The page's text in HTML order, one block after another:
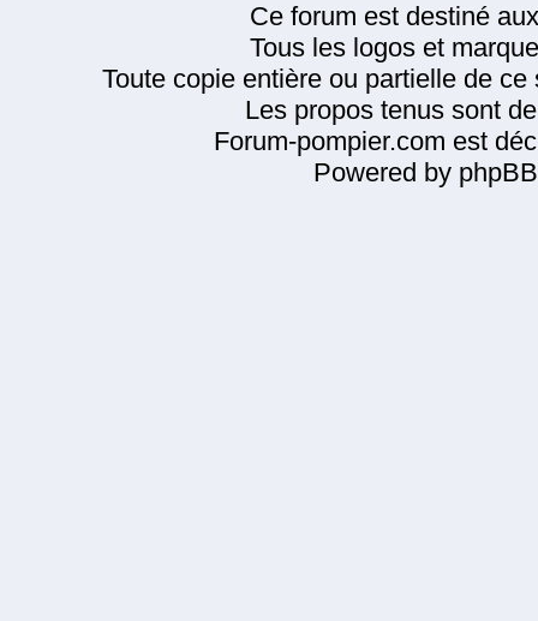
Ce forum est destiné
Tous les logos et
Toute copie entière ou partielle de
Les propos tenus sont
Forum-pompier.com est
Powered by